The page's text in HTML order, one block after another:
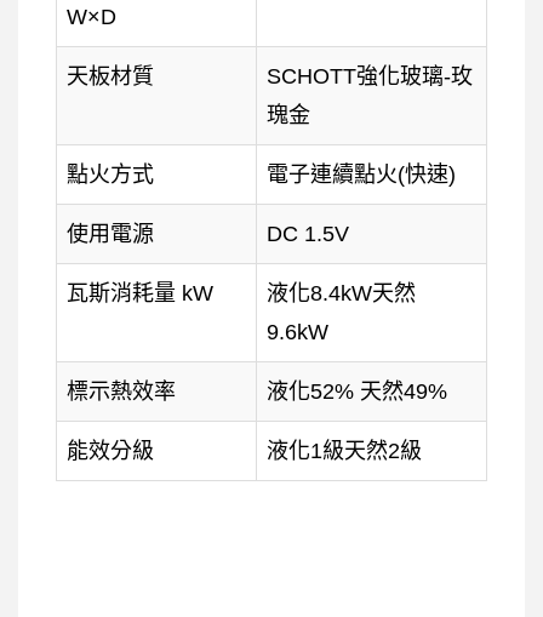
W×D
天板材質
SCHOTT強化玻璃-玫
瑰金
點火方式 電子連續點火(快速)
使用電源 DC 1.5V
瓦斯消耗量 kW
液化8.4kW天然
9.6kW
標示熱效率 液化52% 天然49%
能效分級 液化1級天然2級